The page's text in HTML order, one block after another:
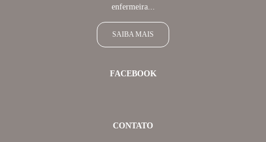
enfermeira...
SAIBA MAIS
FACEBOOK
CONTATO